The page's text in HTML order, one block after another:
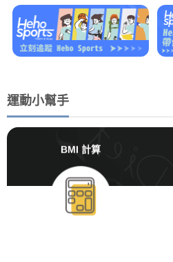
運動小幫手
BMI 計算